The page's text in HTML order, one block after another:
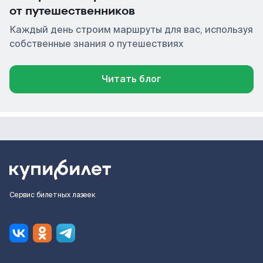
от путешественников
Каждый день строим маршруты для вас, используя
собственные знания о путешествиях
Читать блог
Сервис билетных лазеек